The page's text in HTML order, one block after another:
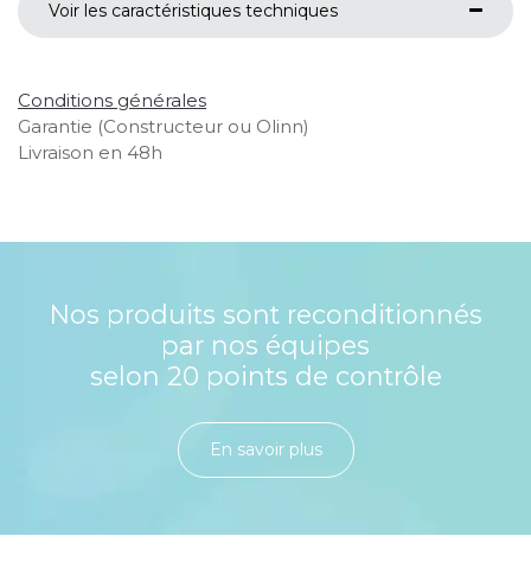
Voir les caractéristiques techniques
Conditions générales
Garantie (Constructeur ou Olinn)
Livraison en 48h
Nos produits sont reconditionnés
par nos équipes
selon 20 points de contrôle
En savoir plu​​​​​​​​​​​​​​​​s